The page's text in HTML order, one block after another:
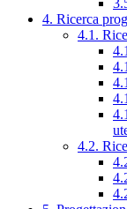
4. Ricerca
4.1.
4.2.